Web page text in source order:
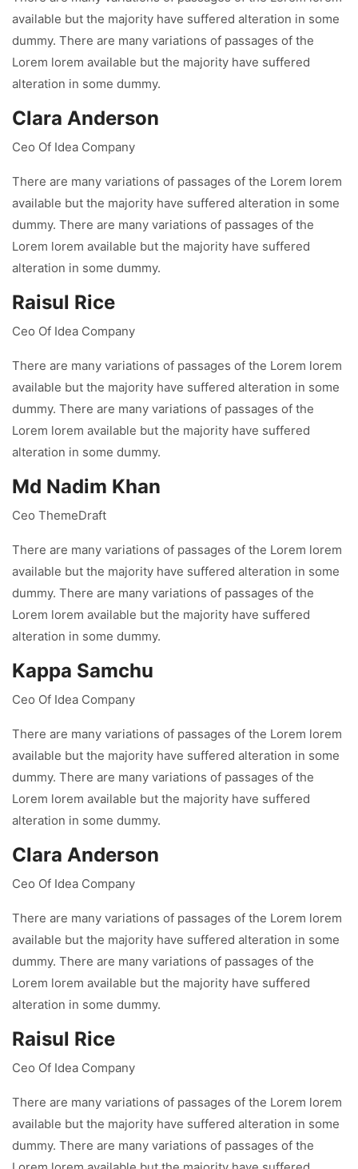
available but the majority have suffered alteration in some
dummy. There are many variations of passages of the
Lorem lorem available but the majority have suffered
alteration in some dummy.
Clara Anderson
Ceo Of Idea Company
There are many variations of passages of the Lorem lorem
available but the majority have suffered alteration in some
dummy. There are many variations of passages of the
Lorem lorem available but the majority have suffered
alteration in some dummy.
Raisul Rice
Ceo Of Idea Company
There are many variations of passages of the Lorem lorem
available but the majority have suffered alteration in some
dummy. There are many variations of passages of the
Lorem lorem available but the majority have suffered
alteration in some dummy.
Md Nadim Khan
Ceo ThemeDraft
There are many variations of passages of the Lorem lorem
available but the majority have suffered alteration in some
dummy. There are many variations of passages of the
Lorem lorem available but the majority have suffered
alteration in some dummy.
Kappa Samchu
Ceo Of Idea Company
There are many variations of passages of the Lorem lorem
available but the majority have suffered alteration in some
dummy. There are many variations of passages of the
Lorem lorem available but the majority have suffered
alteration in some dummy.
Clara Anderson
Ceo Of Idea Company
There are many variations of passages of the Lorem lorem
available but the majority have suffered alteration in some
dummy. There are many variations of passages of the
Lorem lorem available but the majority have suffered
alteration in some dummy.
Raisul Rice
Ceo Of Idea Company
There are many variations of passages of the Lorem lorem
available but the majority have suffered alteration in some
dummy. There are many variations of passages of the